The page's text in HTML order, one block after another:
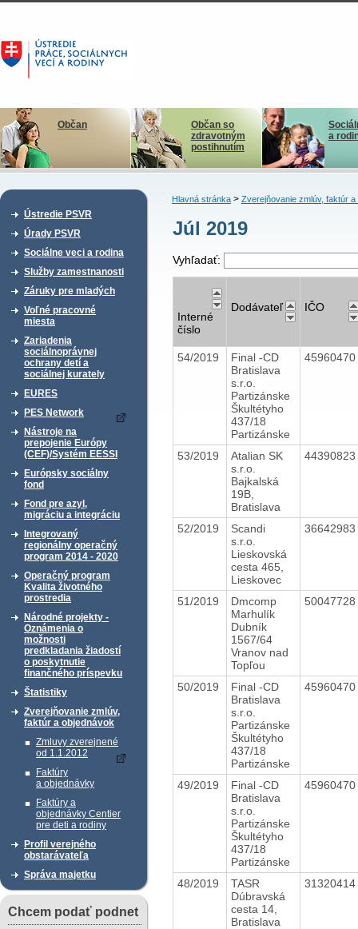
Občan
Občan so
zdravotným
postihnutím
a
Ústredie PSVR
Úrady PSVR
Sociálne veci a rodina
Služby zamestnanosti
Záruky pre mladých
Voľné pracovné
miesta
Zariadenia
sociálnoprávnej
ochrany detí a
sociálnej kurately
EURES
PES Network
Nástroje na
prepojenie Európy
(CEF)/Systém EESSI
Európsky sociálny
fond
Fond pre azyl,
migráciu a integráciu
Integrovaný
regionálny operačný
program 2014 - 2020
Operačný program
Kvalita životného
prostredia
Národné projekty -
Oznámenia o
možnosti
predkladania žiadostí
o poskytnutie
finančného príspevku
Štatistiky
Zverejňovanie zmlúv,
faktúr a objednávok
Zmluvy zverejnené
od 1.1.2012
Faktúry
a objednávky
Faktúry a
objednávky Centier
pre deti a rodiny
Profil verejného
obstarávateľa
Správa majetku
Chcem podať podnet
Hlavná stránka> Zverejňovanie zmlúv, faktúr a
Júl 2019
Vyhľadať:
Interné
číslo
Dodávateľ IČO
54/2019
Final -CD
Bratislava
s.r.o.
Partizánske
Škultétyho
437/18
Partizánske
45960470
53/2019
Atalian SK
s.r.o.
Bajkalská
19B,
Bratislava
44390823
52/2019
Scandi
s.r.o.
Lieskovská
cesta 465,
Lieskovec
36642983
51/2019
Dmcomp
Marhulík
Dubník
1567/64
Vranov nad
Topľou
50047728
50/2019
Final -CD
Bratislava
s.r.o.
Partizánske
Škultétyho
437/18
Partizánske
45960470
49/2019
Final -CD
Bratislava
s.r.o.
Partizánske
Škultétyho
437/18
Partizánske
45960470
48/2019
TASR
Dúbravská
cesta 14,
Bratislava
31320414